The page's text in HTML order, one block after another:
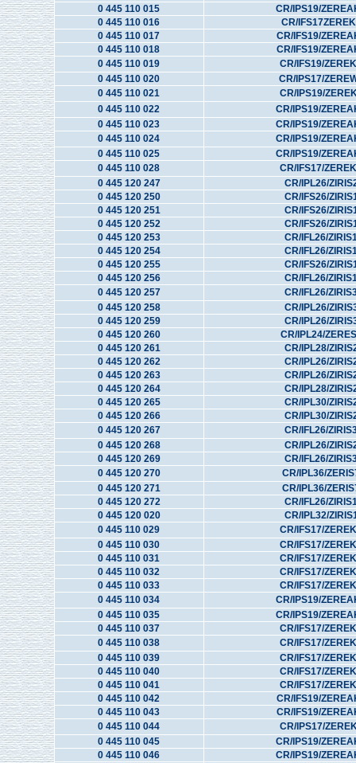
0 445 110 015
CR/IPS19/
0 445 110 016
CR/
0 445 110 017
CR/IFS19/
0 445 110 018
CR/IFS19/
0 445 110 019
CR/IFS19/
0 445 110 020
CR/IPS17/
0 445 110 021
CR/IPS19/
0 445 110 022
CR/IPS19/
0 445 110 023
CR/IPS19/
0 445 110 024
CR/IPS19/
0 445 110 025
CR/IPS19/
0 445 110 028
CR/IFS17/
0 445 120 247
CR/IPL26/
0 445 120 250
CR/IFS26/
0 445 120 251
CR/IFS26/
0 445 120 252
CR/IFS26/
0 445 120 253
CR/IFL26/
0 445 120 254
CR/IFL26/
0 445 120 255
CR/IFS26/
0 445 120 256
CR/IFL26/
0 445 120 257
CR/IFL26/
0 445 120 258
CR/IPL26/
0 445 120 259
CR/IPL26/
0 445 120 260
CR/IPL24/
0 445 120 261
CR/IPL28/
0 445 120 262
CR/IPL26/
0 445 120 263
CR/IPL26/
0 445 120 264
CR/IPL28/
0 445 120 265
CR/IPL30/
0 445 120 266
CR/IPL30/
0 445 120 267
CR/IFL26/
0 445 120 268
CR/IPL26/
0 445 120 269
CR/IFL26/
0 445 120 270
CR/IPL36/
0 445 120 271
CR/IPL36/
0 445 120 272
CR/IFL26/
0 445 120 020
CR/IPL32/
0 445 110 029
CR/IFS17/
0 445 110 030
CR/IFS17/
0 445 110 031
CR/IFS17/
0 445 110 032
CR/IFS17/
0 445 110 033
CR/IFS17/
0 445 110 034
CR/IPS19/
0 445 110 035
CR/IPS19/
0 445 110 037
CR/IFS17/
0 445 110 038
CR/IFS17/
0 445 110 039
CR/IFS17/
0 445 110 040
CR/IFS17/
0 445 110 041
CR/IFS17/
0 445 110 042
CR/IFS19/
0 445 110 043
CR/IFS19/
0 445 110 044
CR/IPS17/
0 445 110 045
CR/IPS19/
0 445 110 046
CR/IPS19/